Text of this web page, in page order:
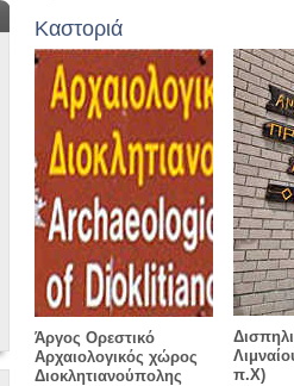
Καστοριά
Άργος Ορεστικό
Αρχαιολογικός χώρος
Διοκλητιανούπολης
π.Χ)